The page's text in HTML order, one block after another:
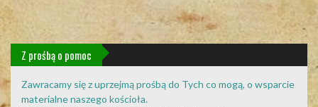
Z prośbą o pomoc
Zawracamy się z uprzejmą prośbą do Tych co mogą, o wsparcie
materialne naszego kościoła.